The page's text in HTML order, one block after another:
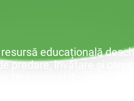
educațională
predare, învățare și